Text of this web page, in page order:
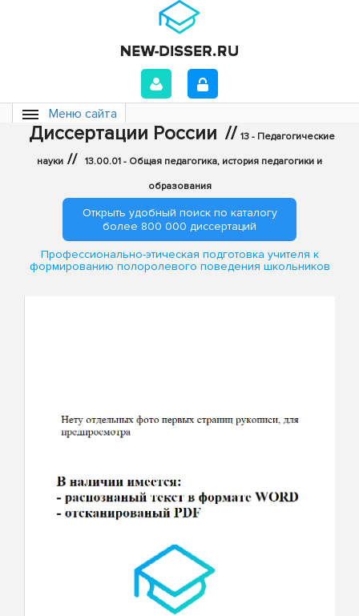
Меню сайта
Диссертации России // 13 - Педагогические
науки // 13.00.01 - Общая педагогика, история педагогики и
образования
Открыть удобный поиск по каталогу
более 800 000 диссертаций
Профессионально-этическая подготовка учителя к
формированию полоролевого поведения школьников